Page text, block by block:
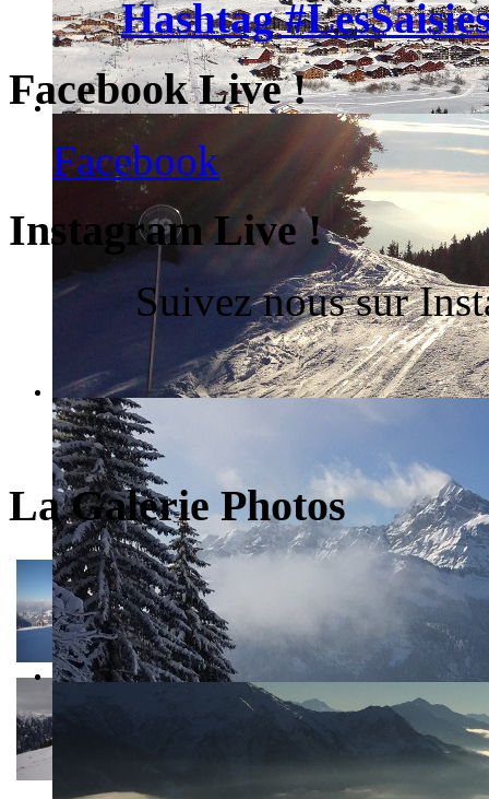
Hashtag
Facebook Live !
Facebook
Instagram Live !
Suivez nous sur
La Galerie Photos